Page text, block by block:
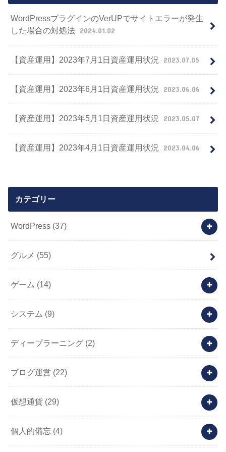
WordPressプラグインのVerUPでサイトエラーが発生
した場合の対処法 2024.01.02
【資産運用】2023年7月1日資産運用状況 2023.07.05
【資産運用】2023年6月1日資産運用状況 2023.06.06
【資産運用】2023年5月1日資産運用状況 2023.05.07
【資産運用】2023年4月1日資産運用状況 2023.04.06
カテゴリー
WordPress (37)
グルメ (55)
ゲーム (14)
システム (9)
ディープラーニング (2)
ブログ運営 (22)
仮想通貨 (29)
個人的備忘 (4)